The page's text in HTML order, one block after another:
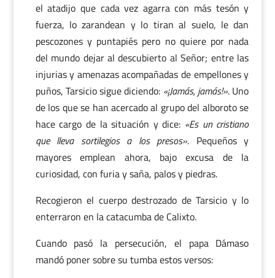
el atadijo que cada vez agarra con más tesón y
fuerza, lo zarandean y lo tiran al suelo, le dan
pescozones y puntapiés pero no quiere por nada
del mundo dejar al descubierto al Señor; entre las
injurias y amenazas acompañadas de empellones y
puños, Tarsicio sigue diciendo: «¡Jamás, jamás!». Uno
de los que se han acercado al grupo del alboroto se
hace cargo de la situación y dice: «Es un cristiano
que lleva sortilegios a los presos». Pequeños y
mayores emplean ahora, bajo excusa de la
curiosidad, con furia y saña, palos y piedras.
Recogieron el cuerpo destrozado de Tarsicio y lo
enterraron en la catacumba de Calixto.
Cuando pasó la persecución, el papa Dámaso
mandó poner sobre su tumba estos versos: